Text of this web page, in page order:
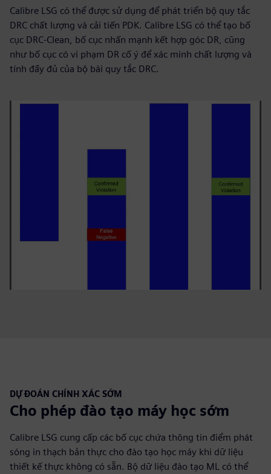
Calibre LSG có thể được sử dụng để phát triển bộ quy tắc
DRC chất lượng và cải tiến PDK. Calibre LSG có thể tạo bố
cục DRC-Clean, bố cục nhấn mạnh kết hợp góc DR, cũng
như bố cục có vi phạm DR cố ý để xác minh chất lượng và
tính đầy đủ của bộ bài quy tắc DRC.
DỰ ĐOÁN CHÍNH XÁC SỚM
Cho phép đào tạo máy học sớm
Calibre LSG cung cấp các bố cục chứa thông tin điểm phát
sóng in thạch bản thực cho đào tạo học máy khi dữ liệu
thiết kế thực không có sẵn. Bộ dữ liệu đào tạo ML có thể